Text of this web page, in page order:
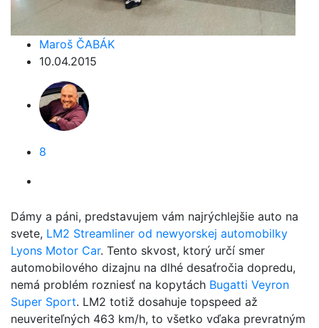
Maroš ČABÁK
10.04.2015
8
Dámy a páni, predstavujem vám najrýchlejšie auto na
svete, LM2 Streamliner od newyorskej automobilky
Lyons Motor Car. Tento skvost, ktorý určí smer
automobilového dizajnu na dlhé desaťročia dopredu,
nemá problém rozniesť na kopytách Bugatti Veyron
Super Sport. LM2 totiž dosahuje topspeed až
neuveriteľných 463 km/h, to všetko vďaka prevratným